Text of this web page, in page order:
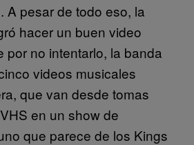
A pesar de todo eso, la
hacer un buen video
por no intentarlo, la banda
videos musicales
que van desde tomas
en un show de
que parece de los Kings